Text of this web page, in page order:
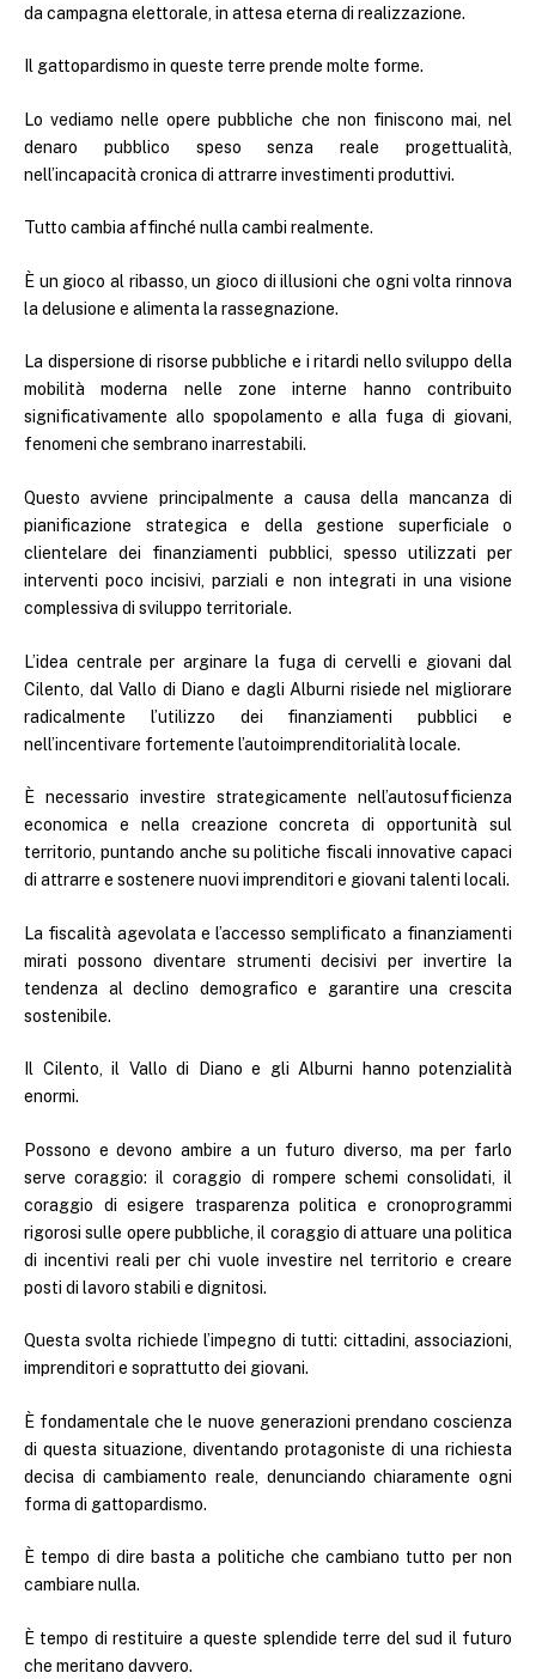
da campagna elettorale, in attesa eterna di realizzazione.
Il gattopardismo in queste terre prende molte forme.
Lo vediamo nelle opere pubbliche che non finiscono mai, nel
denaro pubblico speso senza reale progettualità,
nell’incapacità cronica di attrarre investimenti produttivi.
Tutto cambia affinché nulla cambi realmente.
È un gioco al ribasso, un gioco di illusioni che ogni volta rinnova
la delusione e alimenta la rassegnazione.
La dispersione di risorse pubbliche e i ritardi nello sviluppo della
mobilità moderna nelle zone interne hanno contribuito
significativamente allo spopolamento e alla fuga di giovani,
fenomeni che sembrano inarrestabili.
Questo avviene principalmente a causa della mancanza di
pianificazione strategica e della gestione superficiale o
clientelare dei finanziamenti pubblici, spesso utilizzati per
interventi poco incisivi, parziali e non integrati in una visione
complessiva di sviluppo territoriale.
L’idea centrale per arginare la fuga di cervelli e giovani dal
Cilento, dal Vallo di Diano e dagli Alburni risiede nel migliorare
radicalmente l’utilizzo dei finanziamenti pubblici e
nell’incentivare fortemente l’autoimprenditorialità locale.
È necessario investire strategicamente nell’autosufficienza
economica e nella creazione concreta di opportunità sul
territorio, puntando anche su politiche fiscali innovative capaci
di attrarre e sostenere nuovi imprenditori e giovani talenti locali.
La fiscalità agevolata e l’accesso semplificato a finanziamenti
mirati possono diventare strumenti decisivi per invertire la
tendenza al declino demografico e garantire una crescita
sostenibile.
Il Cilento, il Vallo di Diano e gli Alburni hanno potenzialità
enormi.
Possono e devono ambire a un futuro diverso, ma per farlo
serve coraggio: il coraggio di rompere schemi consolidati, il
coraggio di esigere trasparenza politica e cronoprogrammi
rigorosi sulle opere pubbliche, il coraggio di attuare una politica
di incentivi reali per chi vuole investire nel territorio e creare
posti di lavoro stabili e dignitosi.
Questa svolta richiede l’impegno di tutti: cittadini, associazioni,
imprenditori e soprattutto dei giovani.
È fondamentale che le nuove generazioni prendano coscienza
di questa situazione, diventando protagoniste di una richiesta
decisa di cambiamento reale, denunciando chiaramente ogni
forma di gattopardismo.
È tempo di dire basta a politiche che cambiano tutto per non
cambiare nulla.
È tempo di restituire a queste splendide terre del sud il futuro
che meritano davvero.